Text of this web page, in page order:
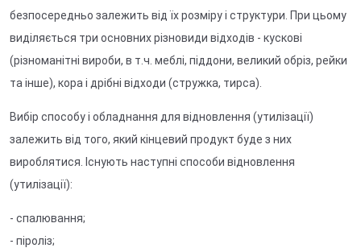
безпосередньо залежить від їх розміру і структури. При цьому
виділяється три основних різновиди відходів - кускові
(різноманітні вироби, в т.ч. меблі, піддони, великий обріз, рейки
та інше), кора і дрібні відходи (стружка, тирса).
Вибір способу і обладнання для відновлення (утилізації)
залежить від того, який кінцевий продукт буде з них
вироблятися. Існують наступні способи відновлення
(утилізації):
- спалювання;
- піроліз;